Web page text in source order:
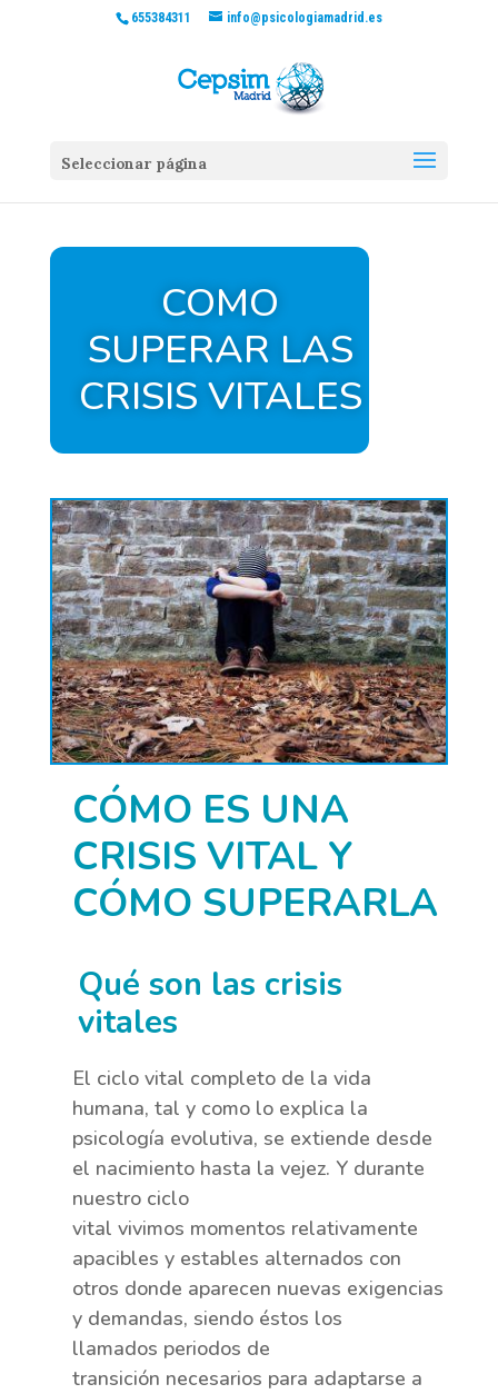
655384311 info@psicologiamadrid.es
Seleccionar página
COMO
SUPERAR LAS
CRISIS VITALES
CÓMO ES UNA
CRISIS VITAL Y
CÓMO SUPERARLA
Qué son las crisis
vitales
El ciclo vital completo de la vida
humana, tal y como lo explica la
psicología evolutiva, se extiende desde
el nacimiento hasta la vejez. Y durante
nuestro ciclo
vital vivimos momentos relativamente
apacibles y estables alternados con
otros donde aparecen nuevas exigencias
y demandas, siendo éstos los
llamados periodos de
transición necesarios para adaptarse a